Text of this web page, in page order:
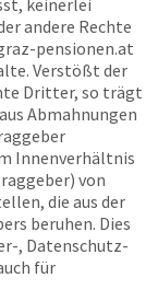
keinerlei
andere Rechte
pensionen.at
Verstößt der
Dritter, so trägt
aus Abmahnungen
Innenverhältnis
von
die aus der
beruhen. Dies
, Datenschutz-
für